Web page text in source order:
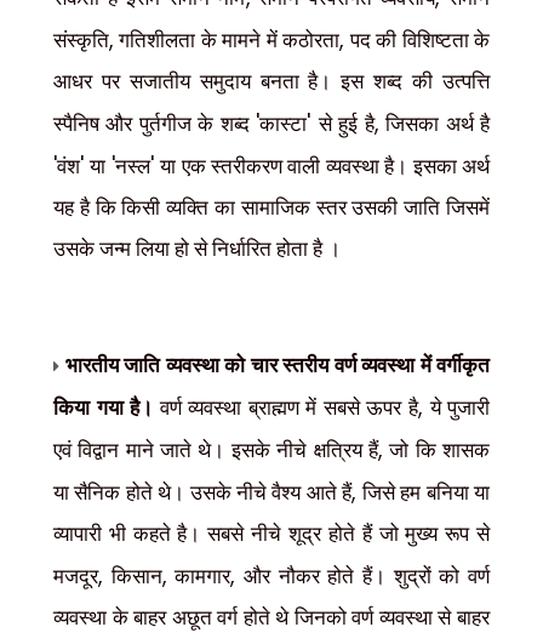
संस्कृति,गतिशीलता के मामने में कठोरता,पद की विशिष्टता के
आधर पर सजातीय समुदाय बनता है। इस शब्द की उत्पत्ति
स्पैनिष और पुर्तगीज के शब्द 'कास्टा'से हुई है,जिसका अर्थ है
'वंश'या 'नस्ल'या एक स्तरीकरण वाली व्यवस्था है। इसका अर्थ
यह है कि किसी व्यक्ति का सामाजिक स्तर उसकी जाति जिसमें
उसके जन्म लिया हो से निर्धारित होता है ।
भारतीय जाति व्यवस्था को चार स्तरीय वर्ण व्यवस्था में वर्गीकृत
किया गया है। वर्ण व्यवस्था ब्राह्मण में सबसे ऊपर है,ये पुजारी
एवं विद्वान माने जाते थे। इसके नीचे क्षत्रिय हैं,जो कि शासक
या सैनिक होते थे। उसके नीचे वैश्य आते हैं,जिसे हम बनिया या
व्यापारी भी कहते है। सबसे नीचे शूद्र होते हैं जो मुख्य रूप से
मजदूर,किसान,कामगार,और नौकर होते हैं। शुद्रों को वर्ण
व्यवस्था के बाहर अछूत वर्ग होते थे जिनको वर्ण व्यवस्था से बाहर